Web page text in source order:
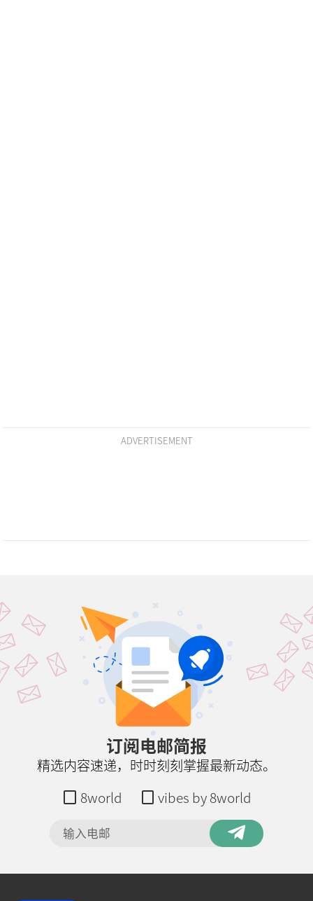
ADVERTISEMENT
订阅电邮简报
精选内容速递，时时刻刻掌握最新动态。
8world
vibes by 8world